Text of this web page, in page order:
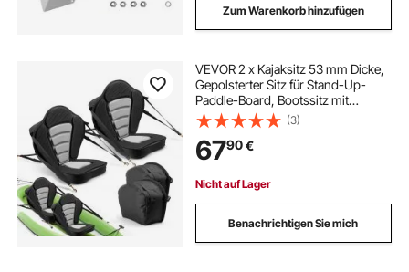
Zum Warenkorb hinzufügen
VEVOR 2 x Kajaksitz 53 mm Dicke,
Gepolsterter Sitz für Stand-Up-
Paddle-Board, Bootssitz mit
Rückenlehne &
Aufbewahrungstasche &
Verstellbaren Gurten für SUP Kanu
Angelboot Aufblasbares Kajak
(3)
6790€
Nicht auf Lager
Benachrichtigen Sie mich